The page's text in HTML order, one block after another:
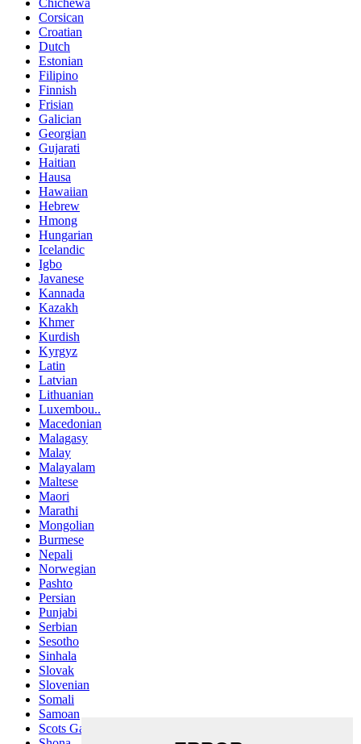
Corsican
Croatian
Dutch
Estonian
Filipino
Finnish
Frisian
Galician
Georgian
Gujarati
Haitian
Hausa
Hawaiian
Hebrew
Hmong
Hungarian
Icelandic
Igbo
Javanese
Kannada
Kazakh
Khmer
Kurdish
Kyrgyz
Latin
Latvian
Lithuanian
Luxembou..
Macedonian
Malagasy
Malay
Malayalam
Maltese
Maori
Marathi
Mongolian
Burmese
Nepali
Norwegian
Pashto
Persian
Punjabi
Serbian
Sesotho
Sinhala
Slovak
Slovenian
Somali
Samoan
Scots Gaelic